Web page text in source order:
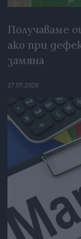
Получаваме
ако при
замяна
27.07.2026